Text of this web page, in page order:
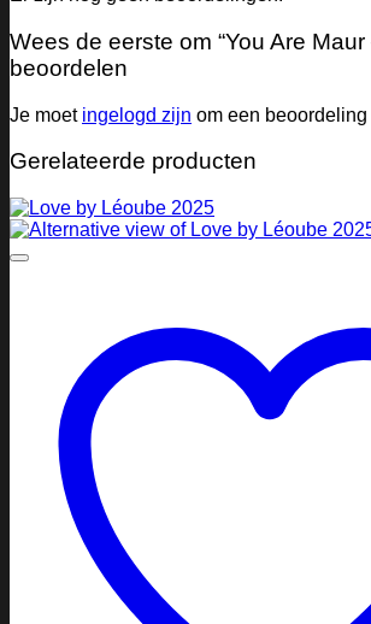
Wees de eerste om “You Are Maur
beoordelen
Je moet ingelogd zijn om een beoordeling
Gerelateerde producten